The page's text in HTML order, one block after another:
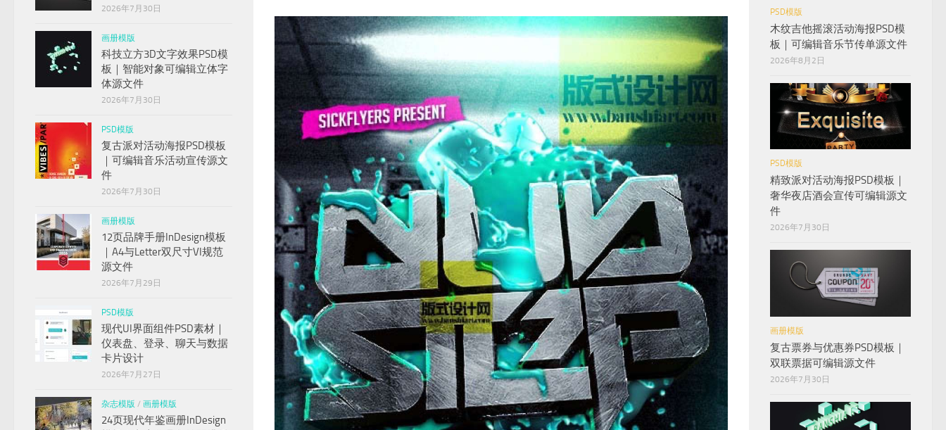
2026年7月30日
画册模版
科技立方3D文字效果PSD模
板｜智能对象可编辑立体字
体源文件
2026年7月30日
PSD模版
复古派对活动海报PSD模板
｜可编辑音乐活动宣传源文
件
2026年7月30日
画册模版
12页品牌手册InDesign模板
｜A4与Letter双尺寸VI规范
源文件
2026年7月29日
PSD模版
现代UI界面组件PSD素材｜
仪表盘、登录、聊天与数据
卡片设计
2026年7月27日
杂志模版 / 画册模版
24页现代年鉴画册InDesign
PSD模版
木纹吉他摇滚活动海报PSD模
板｜可编辑音乐节传单源文件
2026年8月2日
PSD模版
精致派对活动海报PSD模板｜
奢华夜店酒会宣传可编辑源文
件
2026年7月30日
画册模版
复古票券与优惠券PSD模板｜
双联票据可编辑源文件
2026年7月30日